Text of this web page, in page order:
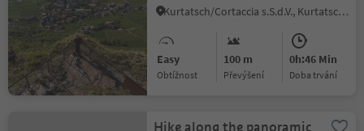
Kurtatsch/Cortaccia s.S.d.V., Kurtatsch an der Weinstraße/Cortaccia sulla Strada del Vino, Alto Adige Wine Road
Easy
Obtížnost
100 m
Převýšení
0h:46 Min
doba trvání
Hike along the panoramic